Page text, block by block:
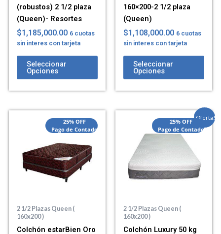
(robustos) 2 1/2 plaza
(Queen)- Resortes
$1,185,000.00 6 cuotas
sin interes con tarjeta
Seleccionar
Opciones
160×200-2 1/2 plaza
(Queen)
$1,108,000.00 6 cuotas
sin interes con tarjeta
Seleccionar
Opciones
25% OFF
Pago de Contado
2 1/2 Plazas Queen (
160x200 )
Colchón estarBien Oro
¡Oferta!
25% OFF
Pago de Contado
2 1/2 Plazas Queen (
160x200 )
Colchón Luxury 50 kg
precio
original
era:
precio
actual